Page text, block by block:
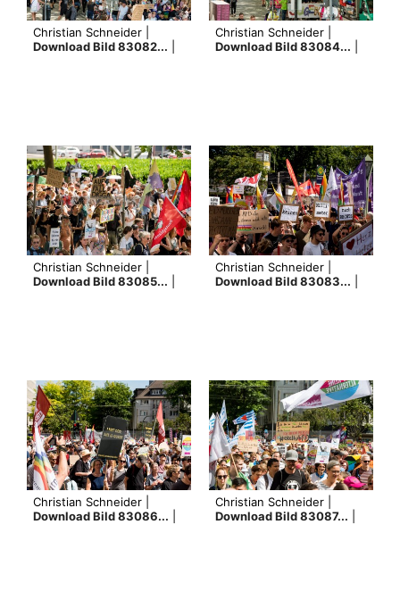
Christian Schneider |
Download Bild 83082...
Christian Schneider |
Download Bild 83084...
Christian Schneider |
Download Bild 83085...
Christian Schneider |
Download Bild 83083...
Christian Schneider |
Download Bild 83086...
Christian Schneider |
Download Bild 83087...